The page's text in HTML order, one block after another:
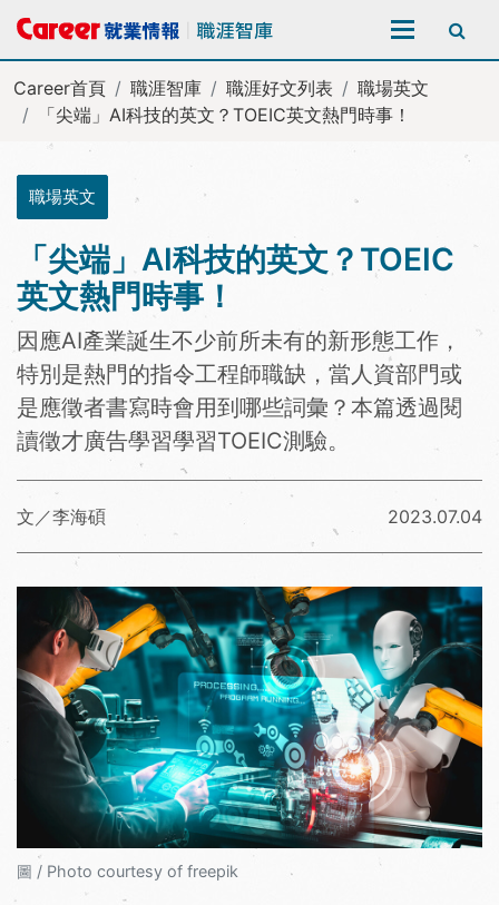
全站搜尋
Career首頁 職涯智庫 職涯好文列表
職場英文
「尖端」AI科技的英文？TOEIC英文熱門時事！
職場英文
「尖端」AI科技的英文？TOEIC
英文熱門時事！
因應AI產業誕生不少前所未有的新形態工作，
特別是熱門的指令工程師職缺，當人資部門或
是應徵者書寫時會用到哪些詞彙？本篇透過閱
讀徵才廣告學習學習TOEIC測驗。
文／李海碩 2023.07.04
圖 / Photo courtesy of freepik